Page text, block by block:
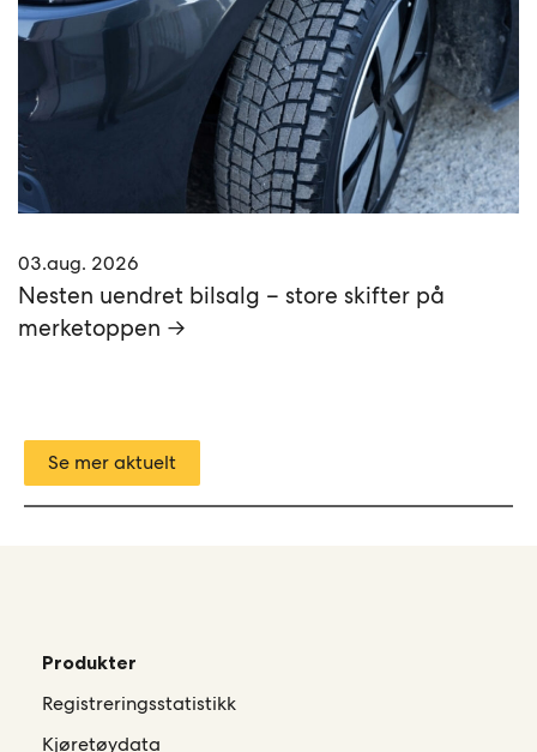
03.aug. 2026
Nesten uendret bilsalg – store skifter på
merketoppen →
Se mer aktuelt
Produkter
Registreringsstatistikk
Kjøretøydata